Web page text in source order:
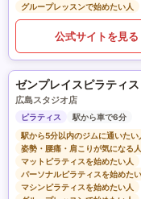
グループレッスンで始めたい人
公式サイトを見る
ゼンプレイスピラティ
広島スタジオ店
ピラティス
駅から車で6分
駅から5分以内のジムに通いたい
姿勢・腰痛・肩こりが気になる人
マットピラティスを始めたい人
パーソナルピラティスを始めた
マシンピラティスを始めたい人